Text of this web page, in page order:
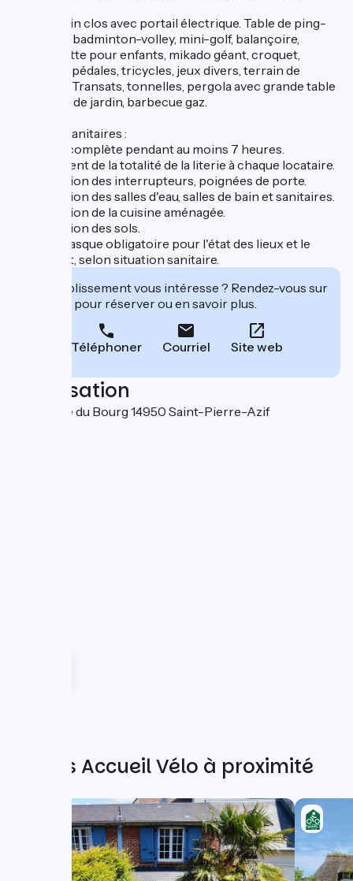
Vaste jardin clos avec portail électrique. Table de ping-
pong, filet badminton-volley, mini-golf, balançoire,
maisonnette pour enfants, mikado géant, croquet,
voitures à pédales, tricycles, jeux divers, terrain de
pétanque. Transats, tonnelles, pergola avec grande table
et chaises de jardin, barbecue gaz.
Mesures sanitaires :
Aération complète pendant au moins 7 heures.
Changement de la totalité de la literie à chaque locataire.
Désinfection des interrupteurs, poignées de porte.
Désinfection des salles d'eau, salles de bain et sanitaires.
Désinfection de la cuisine aménagée.
Désinfection des sols.
Port du masque obligatoire pour l'état des lieux et le
check-out, selon situation sanitaire.
Cet établissement vous intéresse ? Rendez-vous sur
leur site pour réserver ou en savoir plus.
Téléphoner Courriel Site web
Localisation
783 Route du Bourg 14950 Saint-Pierre-Azif
Autres Accueil Vélo à proximité